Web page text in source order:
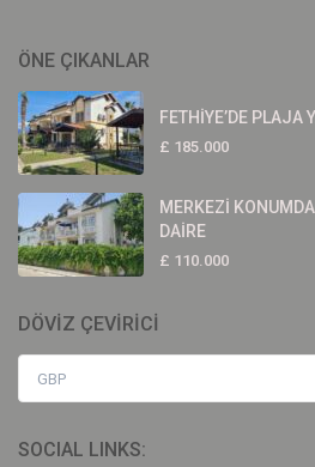
ÖNE ÇIKANLAR
FETHİYE’DE PLAJA
£ 185.000
MERKEZİ
DAİRE
£ 110.000
DÖVİZ ÇEVİRİCİ
GBP
SOCIAL LINKS: